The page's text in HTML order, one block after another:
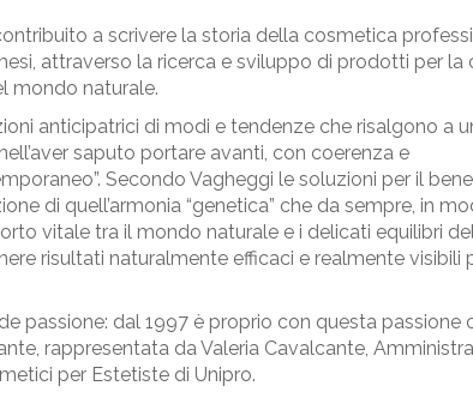
a scrivere la storia della cosmetica
attraverso la ricerca e sviluppo di prodotti per la
mondo naturale.
anticipatrici di modi e tendenze che risalgono a
saputo portare avanti, con coerenza e
Secondo Vagheggi le soluzioni per il
di quell’armonia “genetica” che da sempre, in
vitale tra il mondo naturale e i delicati equilibri
risultati naturalmente efficaci e realmente visibili
passione: dal 1997 è proprio con questa passione
rappresentata da Valeria Cavalcante,
per Estetiste di Unipro.